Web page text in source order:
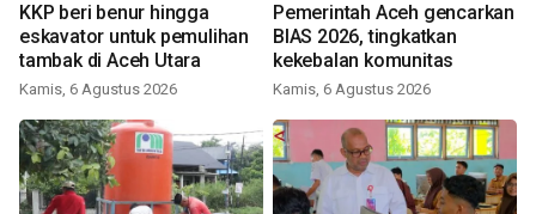
KKP beri benur hingga
eskavator untuk pemulihan
tambak di Aceh Utara
Kamis, 6 Agustus 2026
Pemerintah Aceh gencarkan
BIAS 2026, tingkatkan
kekebalan komunitas
Kamis, 6 Agustus 2026